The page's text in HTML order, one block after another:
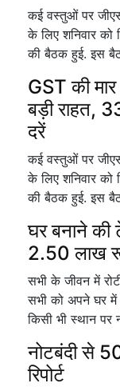
कई वस्तुओं पर
के लिए शनिवार को
की बैठक हुई. इस
GST की
बड़ी राहत,
दरें
कई वस्तुओं पर
के लिए शनिवार को
की बैठक हुई. इस
घर बनाने की
2.50 लाख
सभी के जीवन में
सभी को अपने घर
किसी भी स्थान पर
नोटबंदी से
रिपोर्ट